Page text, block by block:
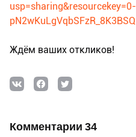
usp=sharing&resourcekey=0-
pN2wKuLgVqbSFzR_8K3BSQ
Ждём ваших откликов!
Комментарии 34